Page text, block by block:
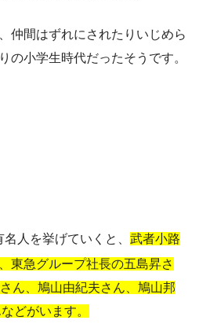
仲間はずれにされたりいじめら
の小学生時代だったそうです。
人を挙げていくと、 武者小路
東急グループ社長の五島昇さ
ん、鳩山由紀夫さん、鳩山邦
どがいます。